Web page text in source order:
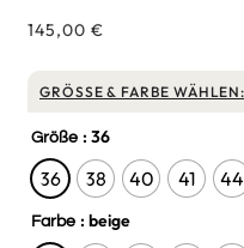
145,00 €
GRÖSSE & FARBE WÄHLEN:
Größe : 36
36 38 40 41 44
Farbe : beige